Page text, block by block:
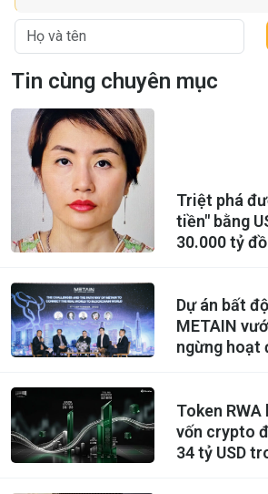
Tin cùng chuyên mục
Triệt phá
tiền" bằng
30.000 tỷ
Dự án bất
METAIN
ngừng hoạt
Token
vốn crypto
34 tỷ USD